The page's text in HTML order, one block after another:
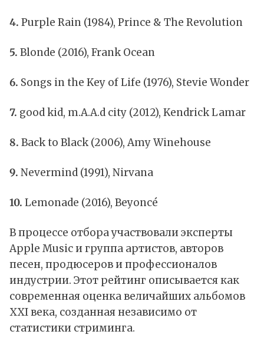
4. Purple Rain (1984), Prince & The Revolution
5. Blonde (2016), Frank Ocean
6. Songs in the Key of Life (1976), Stevie Wonder
7. good kid, m.A.A.d city (2012), Kendrick Lamar
8. Back to Black (2006), Amy Winehouse
9. Nevermind (1991), Nirvana
10. Lemonade (2016), Beyoncé
В процессе отбора участвовали эксперты
Apple Music и группа артистов, авторов
песен, продюсеров и профессионалов
индустрии. Этот рейтинг описывается как
современная оценка величайших альбомов
XXI века, созданная независимо от
статистики стриминга.